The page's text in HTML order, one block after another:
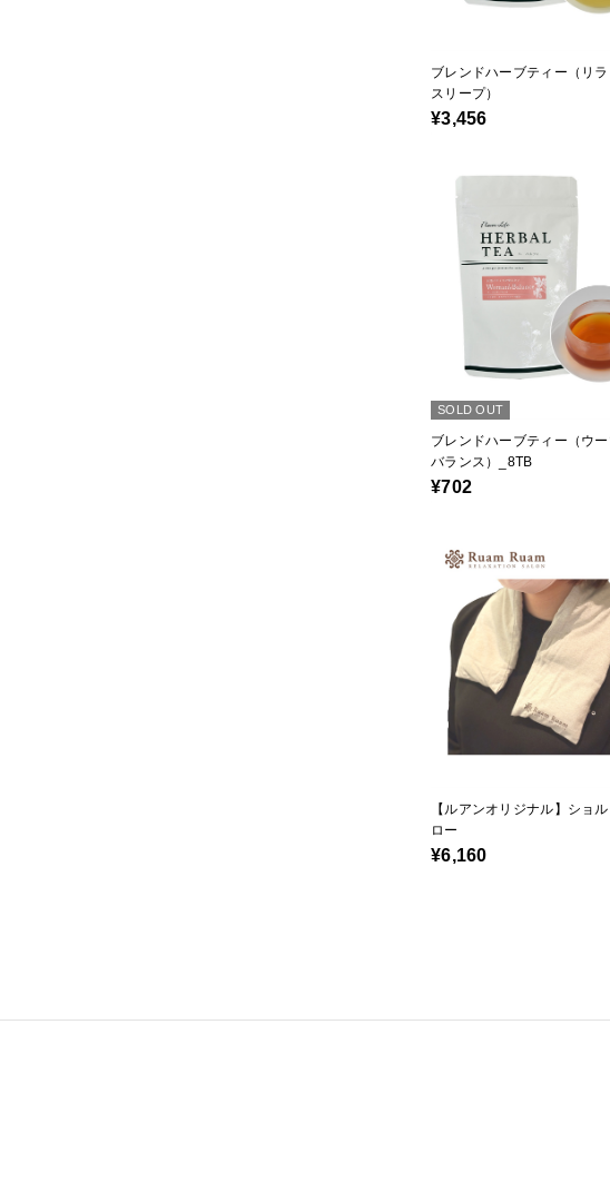
ブレンドハーブティー（リラ
スリープ）
¥3,456
SOLD OUT
ブレンドハーブティー（ウ
バランス）_8TB
¥702
【ルアンオリジナル】ショ
ロー
¥6,160